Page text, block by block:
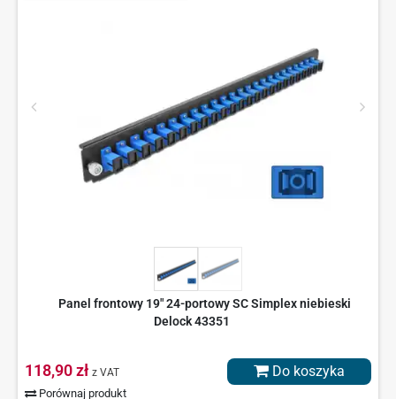
Panel frontowy 19" 24-portowy SC Simplex niebieski
Delock 43351
118,90 zł z VAT
Porównaj produkt
Do koszyka